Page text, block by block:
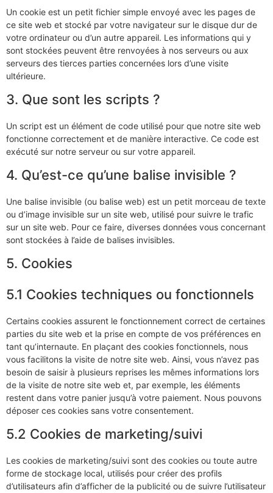
Un cookie est un petit fichier simple envoyé avec les pages de
ce site web et stocké par votre navigateur sur le disque dur de
votre ordinateur ou d’un autre appareil. Les informations qui y
sont stockées peuvent être renvoyées à nos serveurs ou aux
serveurs des tierces parties concernées lors d’une visite
ultérieure.
3. Que sont les scripts ?
Un script est un élément de code utilisé pour que notre site web
fonctionne correctement et de manière interactive. Ce code est
exécuté sur notre serveur ou sur votre appareil.
4. Qu’est-ce qu’une balise invisible ?
Une balise invisible (ou balise web) est un petit morceau de texte
ou d’image invisible sur un site web, utilisé pour suivre le trafic
sur un site web. Pour ce faire, diverses données vous concernant
sont stockées à l’aide de balises invisibles.
5. Cookies
5.1 Cookies techniques ou fonctionnels
Certains cookies assurent le fonctionnement correct de certaines
parties du site web et la prise en compte de vos préférences en
tant qu’internaute. En plaçant des cookies fonctionnels, nous
vous facilitons la visite de notre site web. Ainsi, vous n’avez pas
besoin de saisir à plusieurs reprises les mêmes informations lors
de la visite de notre site web et, par exemple, les éléments
restent dans votre panier jusqu’à votre paiement. Nous pouvons
déposer ces cookies sans votre consentement.
5.2 Cookies de marketing/suivi
Les cookies de marketing/suivi sont des cookies ou toute autre
forme de stockage local, utilisés pour créer des profils
d’utilisateurs afin d’afficher de la publicité ou de suivre l’utilisateur